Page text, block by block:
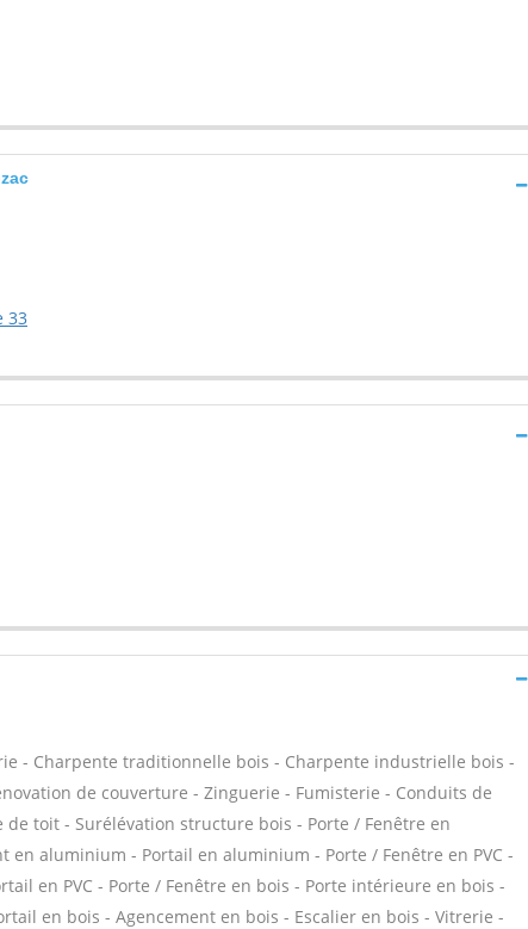
33
- Charpente traditionnelle bois - Charpente industrielle bois -
de couverture - Zinguerie - Fumisterie - Conduits de
de toit - Surélévation structure bois - Porte / Fenêtre en
aluminium - Portail en aluminium - Porte / Fenêtre en PVC -
en PVC - Porte / Fenêtre en bois - Porte intérieure en bois -
en bois - Agencement en bois - Escalier en bois - Vitrerie -